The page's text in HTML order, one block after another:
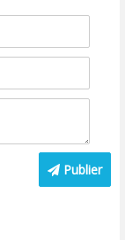
Publier